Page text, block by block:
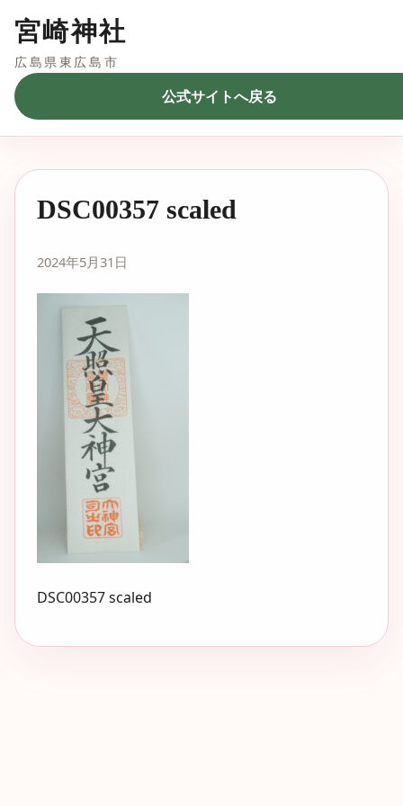
宮崎神社
広島県東広島市
公式サイトへ戻る
DSC00357 scaled
2024年5月31日
DSC00357 scaled